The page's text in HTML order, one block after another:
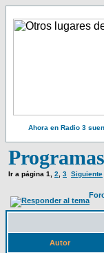
Ahora en Radio 3
Ir a página 1 2 3 Siguiente
Autor